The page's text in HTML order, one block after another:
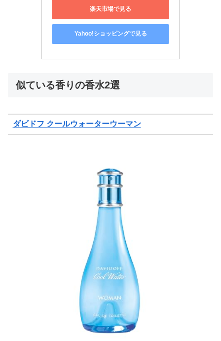
楽天市場で見る
Yahoo!ショッピングで見る
似ている香りの香水2選
ダビドフ クールウォーターウーマン